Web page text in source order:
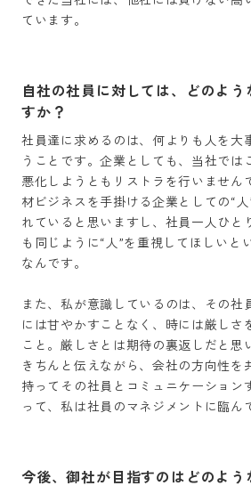
ています。
自社の社員に対しては、どのよ
すか？
社員達に求めるのは、何よりも人を大
うことです。企業としても、当社では
悪化しようともリストラを行いません
材ビジネスを手掛ける企業としての“
れていると思いますし、社員一人ひと
も同じように“人”を重視してほしいと
なんです。
また、私が意識しているのは、その社
には甘やかすことなく、時には厳しさ
こと。厳しさとは期待の裏返しだと思
きちんと伝えながら、会社の方向性を
持ってその社員とコミュニケーション
って、私は社員のマネジメントに臨ん
今後、御社が目指すのはどのよう